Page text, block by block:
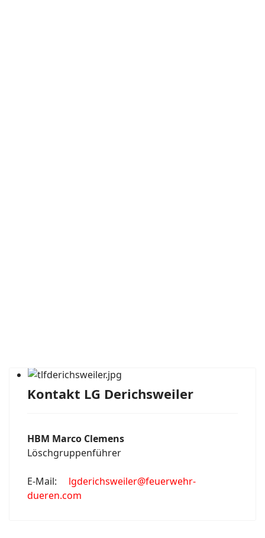
Kontakt LG Derichsweiler
HBM Marco Clemens
Löschgruppenführer
E-Mail: lgderichsweiler@feuerwehr-
dueren.com